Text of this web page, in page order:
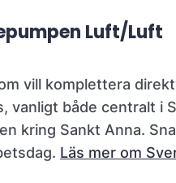
Luft/Luft
vill komplettera
vanligt både centralt i
kring Sankt Anna.
Läs mer om